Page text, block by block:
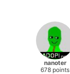
nanoter
678 points